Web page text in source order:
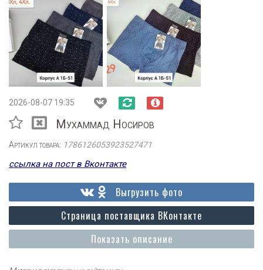
2026-08-07 19:35
Мухаммад Носиров
Артикул товара: 1786126053923527471
ссылка на пост в Вконтакте
Показать описание
Страница поставщика ВКонтакте
Выгрузить фото